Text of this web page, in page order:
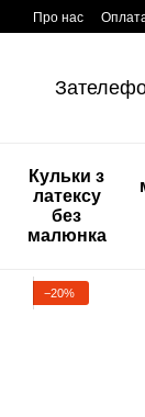
Перейти к
Про нас
Кульки з
латексу
без
малюнка
−20%